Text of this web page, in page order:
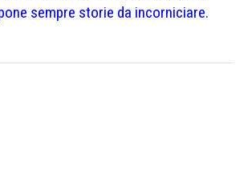
sempre storie da incorniciare.